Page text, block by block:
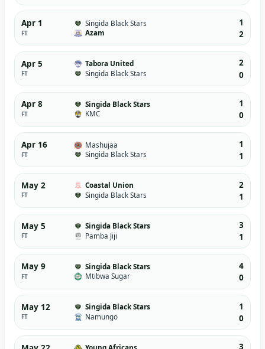
Apr 1
FT
Singida Black Stars
Azam
1
2
Apr 5
FT
Tabora United
Singida Black Stars
2
0
Apr 8
FT
Singida Black Stars
KMC
1
0
Apr 16
FT
Mashujaa
Singida Black Stars
1
1
May 2
FT
Coastal Union
Singida Black Stars
2
1
May 5
FT
Singida Black Stars
Pamba Jiji
3
1
May 9
FT
Singida Black Stars
Mtibwa Sugar
4
0
May 12
FT
Singida Black Stars
Namungo
1
0
3